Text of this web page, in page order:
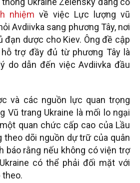
nhiệm về việc Lực lượng vũ
Avdiivka sang phương Tây, nơi
đạn dược cho Kiev. Ông đề cập
trợ đầy đủ từ phương Tây là
do dẫn đến việc Avdiivka đầu
và các nguồn lực quan trọng
Vũ trang Ukraine là mối lo ngại
quan chức cấp cao của Lầu
theo dõi nguồn dự trữ của quân
báo rằng nếu không có viện trợ
có thể phải đối mặt với
theo.